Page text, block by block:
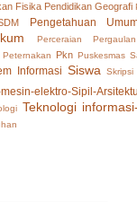
Fisika Pendidikan Geografi
Pengetahuan
Perceraian Pergaulan
Peternakan Pkn Puskesmas
Informasi Siswa Skripsi
elektro-Sipil-
Teknologi